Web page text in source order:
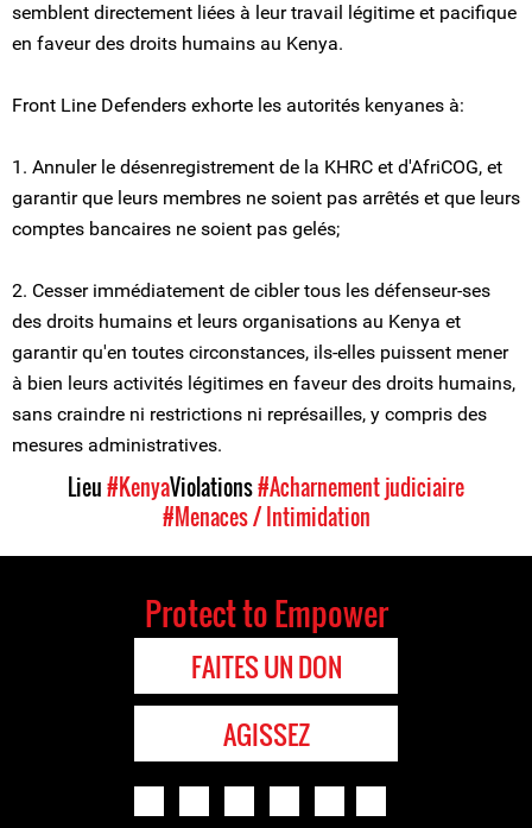
semblent directement liées à leur travail légitime et pacifique
en faveur des droits humains au Kenya.
Front Line Defenders exhorte les autorités kenyanes à:
1. Annuler le désenregistrement de la KHRC et d'AfriCOG, et
garantir que leurs membres ne soient pas arrêtés et que leurs
comptes bancaires ne soient pas gelés;
2. Cesser immédiatement de cibler tous les défenseur-ses
des droits humains et leurs organisations au Kenya et
garantir qu'en toutes circonstances, ils-elles puissent mener
à bien leurs activités légitimes en faveur des droits humains,
sans craindre ni restrictions ni représailles, y compris des
mesures administratives.
Lieu#KenyaViolations#Acharnement judiciaire
#Menaces / Intimidation
Protect to Empower
FAITES UN DON
AGISSEZ